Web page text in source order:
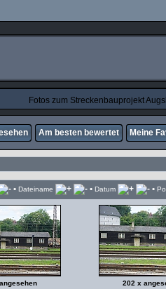
Fotos zum Streckenbauprojekt
Am besten bewertet Meine
• Dateiname • Datum •
202 x